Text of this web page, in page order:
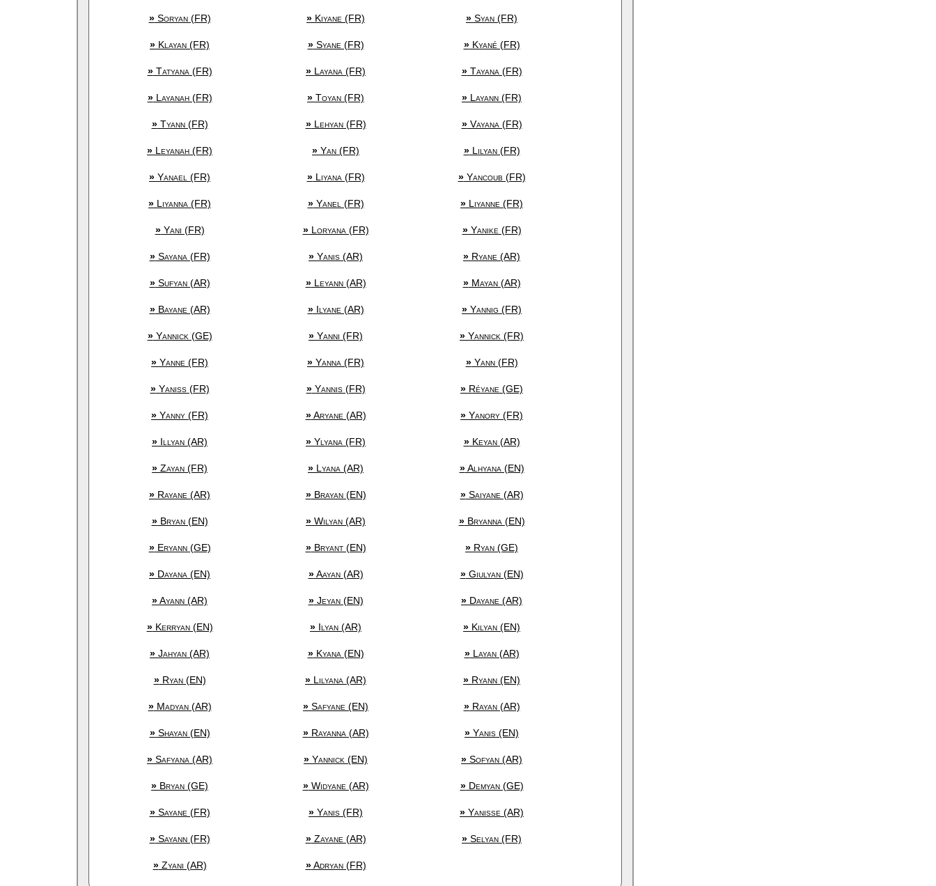
»Soryan (FR) » Kiyane (FR) » Syan (FR)
» Klayan (FR) »Syane (FR) »Kyané (FR)
»Tatyana (FR) » Layana (FR) »Tayana (FR)
»Layanah (FR) » Toyan (FR) » Layann (FR)
»Tyann (FR) »Lehyan (FR) »Vayana (FR)
» Leyanah (FR) » Yan (FR) »Lilyan (FR)
» Yanael (FR) »Liyana (FR) »Yancoub (FR)
» Liyanna (FR) »Yanel (FR) » Liyanne (FR)
»Yani (FR) »Loryana (FR) »Yanike (FR)
»Sayana (FR) » Yanis (AR) » Ryane (AR)
»Sufyan (AR) »Leyann (AR) »Mayan (AR)
»Bayane (AR) »Ilyane (AR) » Yannig (FR)
»Yannick (GE) » Yanni (FR) » Yannick (FR)
» Yanne (FR) » Yanna (FR) »Yann (FR)
»Yaniss (FR) »Yannis (FR) » Réyane (GE)
» Yanny (FR) »Aryane (AR) » Yanory (FR)
» Illyan (AR) » Ylyana (FR) »Keyan (AR)
» Zayan (FR) » Lyana (AR) »Alhyana (EN)
» Rayane (AR) »Brayan (EN) »Saiyane (AR)
»Bryan (EN) » Wilyan (AR) »Bryanna (EN)
»Eryann (GE) »Bryant (EN) » Ryan (GE)
» Dayana (EN) »Aayan (AR) »Giulyan (EN)
»Ayann (AR) »Jeyan (EN) » Dayane (AR)
»Kerryan (EN) » Ilyan (AR) » Kilyan (EN)
» Jahyan (AR) »Kyana (EN) »Layan (AR)
»Ryan (EN) » Lilyana (AR) » Ryann (EN)
»Madyan (AR) » Safyane (EN) »Rayan (AR)
»Shayan (EN) »Rayanna (AR) » Yanis (EN)
» Safyana (AR) » Yannick (EN) » Sofyan (AR)
» Bryan (GE) »Widyane (AR) »Demyan (GE)
»Sayane (FR) » Yanis (FR) » Yanisse (AR)
»Sayann (FR) »Zayane (AR) » Selyan (FR)
»Zyani (AR) »Adryan (FR)